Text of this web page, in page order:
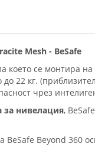
Mesh - BeSafe
което се монтира на
22 кг.
чрез
за нивелация,
BeSafe Beyond 360